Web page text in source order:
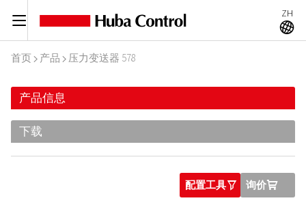
C ZH
A
首页 I 产品 I 压力变送器 578
产品信息
下载
配置工具O 询价U